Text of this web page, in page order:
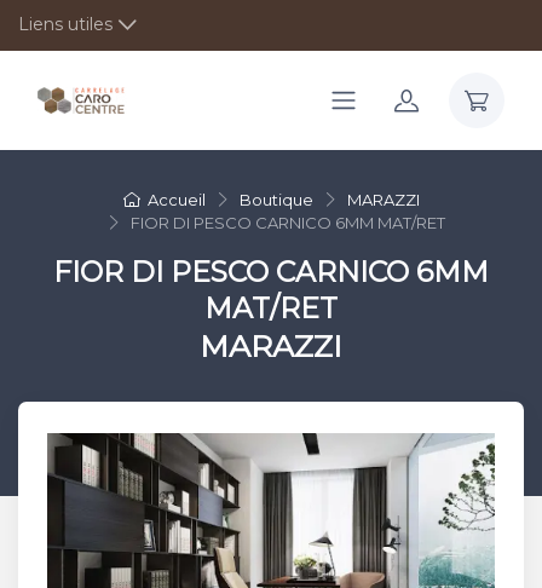
Liens utiles
Accueil Boutique
MARAZZI
FIOR DI PESCO CARNICO 6MM MAT/RET
FIOR DI PESCO CARNICO 6MM
MAT/RET
MARAZZI